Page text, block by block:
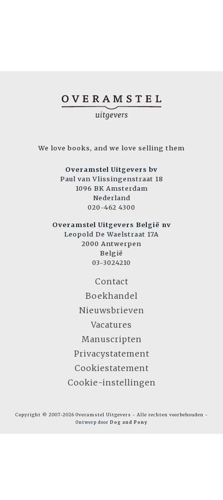
We love books, and we love selling them
Overamstel Uitgevers bv
Paul van Vlissingenstraat 18
1096 BK Amsterdam
Nederland
020-462 4300
Overamstel Uitgevers België nv
Leopold De Waelstraat 17A
2000 Antwerpen
België
03-3024210
Contact
Boekhandel
Nieuwsbrieven
Vacatures
Manuscripten
Privacystatement
Cookiestatement
Cookie-instellingen
Copyright © 2007-2026 Overamstel Uitgevers - Alle rechten voorbehouden -
Ontwerp door Dog and Pony